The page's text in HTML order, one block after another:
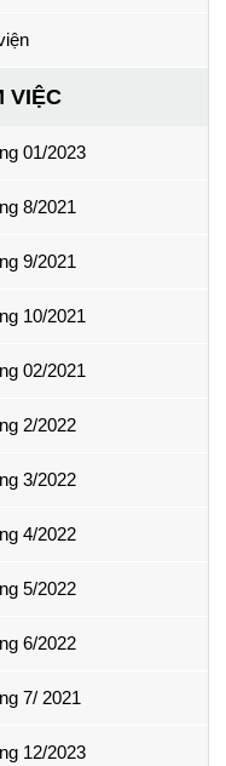
VIỆC
01/2023
8/2021
9/2021
10/2021
02/2021
2/2022
3/2022
4/2022
5/2022
6/2022
7/ 2021
12/2023